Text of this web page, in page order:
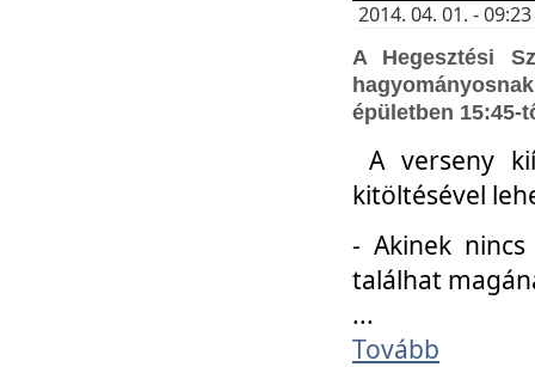
2014. 04. 01. -
A Hegesztési
épületben 15:45-
A verseny
kitöltésével
- Akinek
találhat
...
Tovább